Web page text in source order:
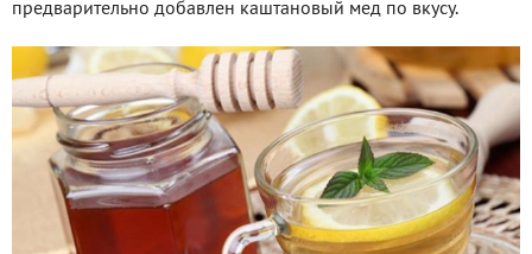
предварительно добавлен каштановый мед по вкусу.